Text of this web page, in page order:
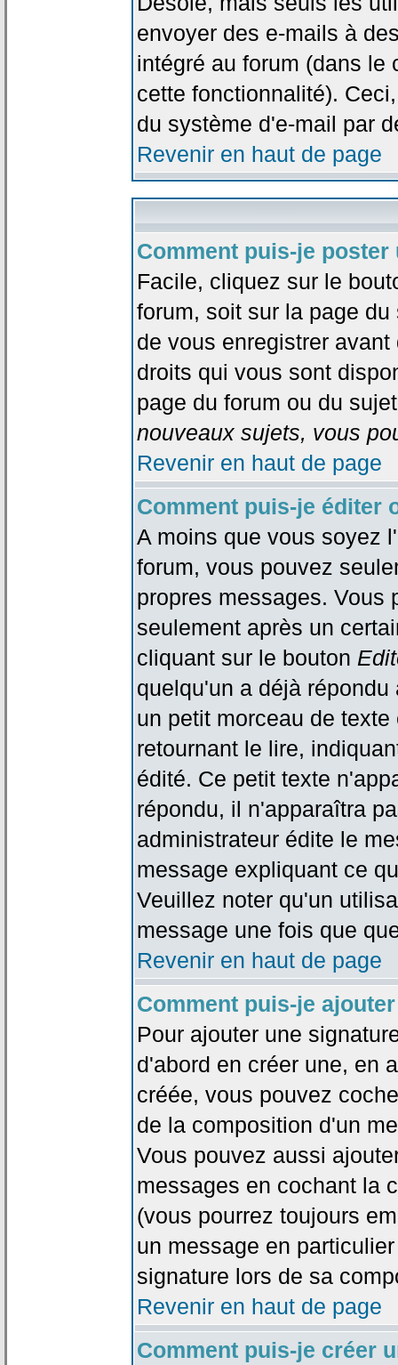
envoyer des e-mails à
intégré au forum (dans le
cette fonctionnalité).
du système d'e-mail par
Revenir en haut de page
Comment puis-je
Facile, cliquez sur le
forum, soit sur la page
de vous enregistrer
droits qui vous sont
page du forum ou du
nouveaux sujets, vous
Revenir en haut de page
Comment puis-je éditer
A moins que vous soyez
forum, vous pouvez
propres messages. Vous
seulement après un
cliquant sur le bouton
quelqu'un a déjà
un petit morceau de
retournant le lire,
édité. Ce petit texte
répondu, il n'apparaîtra
administrateur édite le
message expliquant ce
Veuillez noter qu'un
message une fois que
Revenir en haut de page
Comment puis-je
Pour ajouter une
d'abord en créer une, en
créée, vous pouvez
de la composition d'un
Vous pouvez aussi
messages en cochant la
(vous pourrez toujours
un message en
signature lors de sa
Revenir en haut de page
Comment puis-je créer